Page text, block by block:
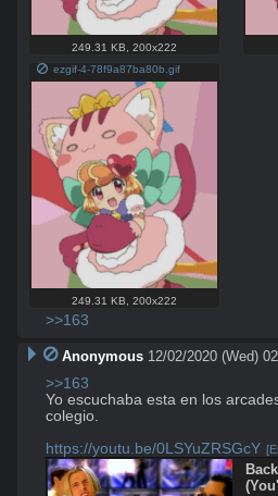
249.31 KB ,200x222
ezgif-4-78f9a87ba80b.gif
249.31 KB ,200x222
>>163
Anonymous 12/02/2020 (Wed)
>>163
Yo escuchaba esta en los
colegio.
https://youtu.be/0LSYuZRSGcY